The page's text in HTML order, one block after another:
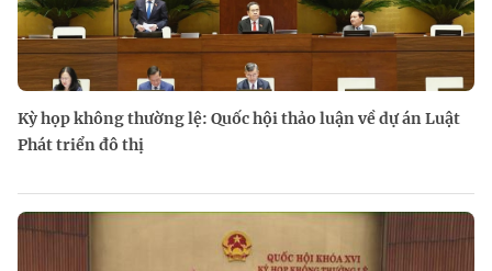
Kỳ họp không thường lệ: Quốc hội thảo luận về dự án Luật
Phát triển đô thị